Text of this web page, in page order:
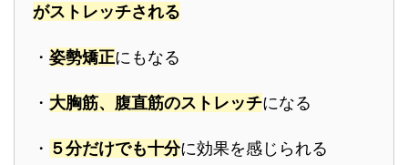
がストレッチされる
・ 姿勢矯正にもなる
・ 大胸筋、腹直筋のストレッチになる
・ ５分だけでも十分に効果を感じられる